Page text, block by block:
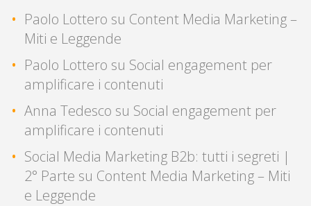
Paolo Lottero su Content Media Marketing –
Miti e Leggende
Paolo Lottero su Social engagement per
amplificare i contenuti
Anna Tedesco su Social engagement per
amplificare i contenuti
Social Media Marketing B2b: tutti i segreti |
2° Parte su Content Media Marketing – Miti
e Leggende